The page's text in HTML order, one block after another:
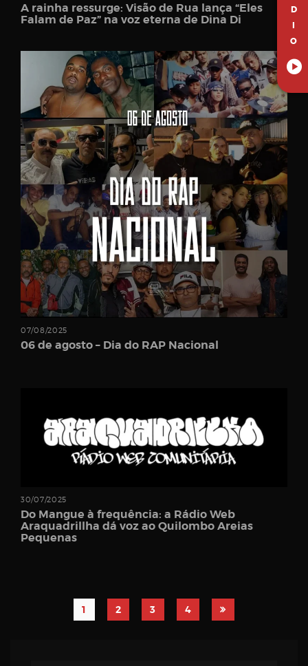
D
I
O
A rainha ressurge: Visão de Rua lança “Eles
Falam de Paz” na voz eterna de Dina Di
07/08/2025
06 de agosto – Dia do RAP Nacional
30/07/2025
Do Mangue à frequência: a Rádio Web
Araquadrillha dá voz ao Quilombo Areias
Pequenas
1 2 3 4